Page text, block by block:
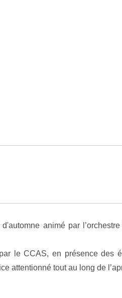
animé par
le CCAS, en présence des
attentionné tout au long de